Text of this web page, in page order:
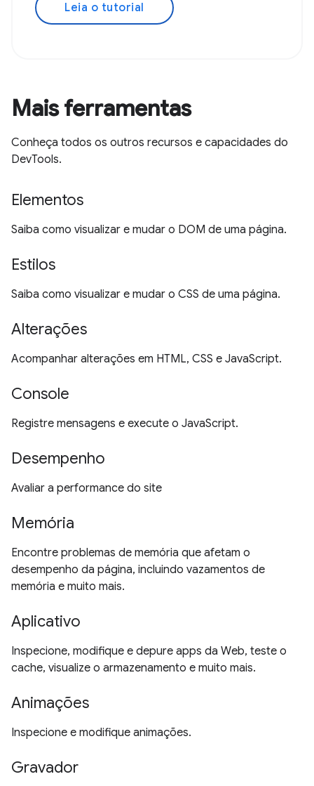
Leia o tutorial
Mais ferramentas
Conheça todos os outros recursos e capacidades do
DevTools.
Elementos
Saiba como visualizar e mudar o DOM de uma página.
Estilos
Saiba como visualizar e mudar o CSS de uma página.
Alterações
Acompanhar alterações em HTML, CSS e JavaScript.
Console
Registre mensagens e execute o JavaScript.
Desempenho
Avaliar a performance do site
Memória
Encontre problemas de memória que afetam o
desempenho da página, incluindo vazamentos de
memória e muito mais.
Aplicativo
Inspecione, modifique e depure apps da Web, teste o
cache, visualize o armazenamento e muito mais.
Animações
Inspecione e modifique animações.
Gravador